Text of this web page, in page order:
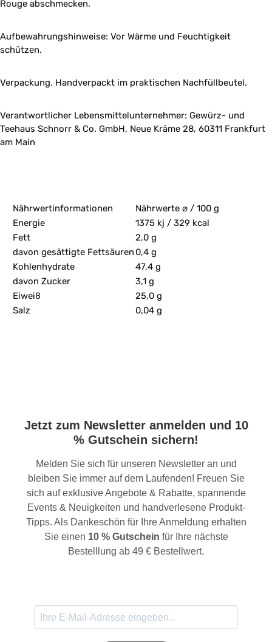
Rouge abschmecken.
Aufbewahrungshinweise: Vor Wärme und Feuchtigkeit
schützen.
Verpackung. Handverpackt im praktischen Nachfüllbeutel.
Verantwortlicher Lebensmittelunternehmer: Gewürz- und
Teehaus Schnorr & Co. GmbH, Neue Kräme 28, 60311 Frankfurt
am Main
Nährwertinformationen
Nährwerte ⌀ / 100 g
Energie
1375 kj / 329 kcal
Fett
2,0 g
davon gesättigte Fettsäuren 0,4 g
Kohlenhydrate
47,4 g
davon Zucker
3,1 g
Eiweiß
25,0 g
Salz
0,04 g
Jetzt zum Newsletter anmelden und 10
% Gutschein sichern!
Melden Sie sich für unseren Newsletter an und
bleiben Sie immer auf dem Laufenden! Freuen Sie
sich auf exklusive Angebote & Rabatte, spannende
Events & Neuigkeiten und handverlesene Produkt-
Tipps. Als Dankeschön für Ihre Anmeldung erhalten
Sie einen 10 % Gutschein für Ihre nächste
Bestelllung ab 49 € Bestellwert.